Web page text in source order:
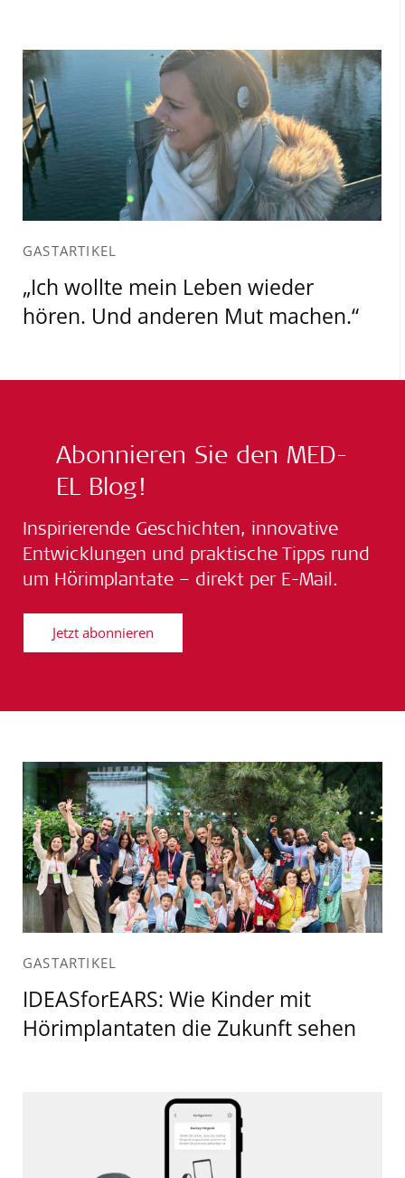
GASTARTIKEL
„Ich wollte mein Leben wieder
hören. Und anderen Mut machen.“
Abonnieren Sie den MED-
EL Blog!
Inspirierende Geschichten, innovative
Entwicklungen und praktische Tipps rund
um Hörimplantate – direkt per E-Mail.
Jetzt abonnieren
GASTARTIKEL
IDEASforEARS: Wie Kinder mit
Hörimplantaten die Zukunft sehen